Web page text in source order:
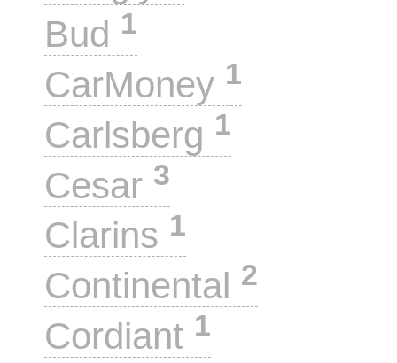
Bud 1
CarMoney 1
Carlsberg 1
Cesar 3
Clarins 1
Continental 2
Cordiant 1